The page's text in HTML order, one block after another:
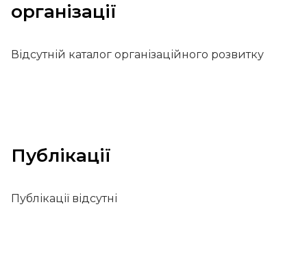
організації
Відсутній каталог організаційного розвитку
Публікації
Публікації відсутні